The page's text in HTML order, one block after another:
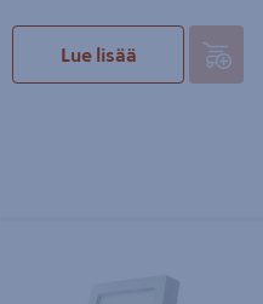
Lue lisää
himmennettävä IP20/43